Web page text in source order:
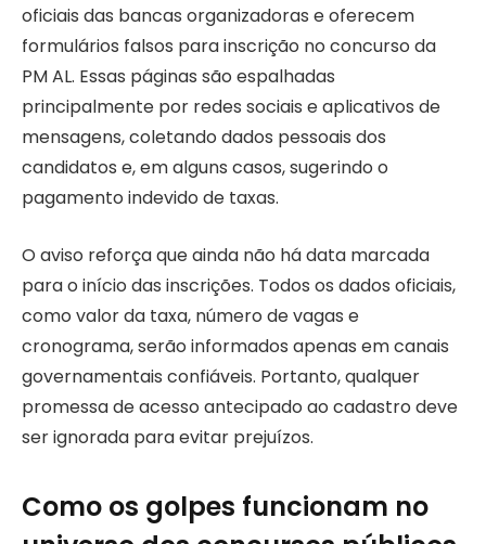
oficiais das bancas organizadoras e oferecem
formulários falsos para inscrição no concurso da
PM AL. Essas páginas são espalhadas
principalmente por redes sociais e aplicativos de
mensagens, coletando dados pessoais dos
candidatos e, em alguns casos, sugerindo o
pagamento indevido de taxas.
O aviso reforça que ainda não há data marcada
para o início das inscrições. Todos os dados oficiais,
como valor da taxa, número de vagas e
cronograma, serão informados apenas em canais
governamentais confiáveis. Portanto, qualquer
promessa de acesso antecipado ao cadastro deve
ser ignorada para evitar prejuízos.
Como os golpes funcionam no